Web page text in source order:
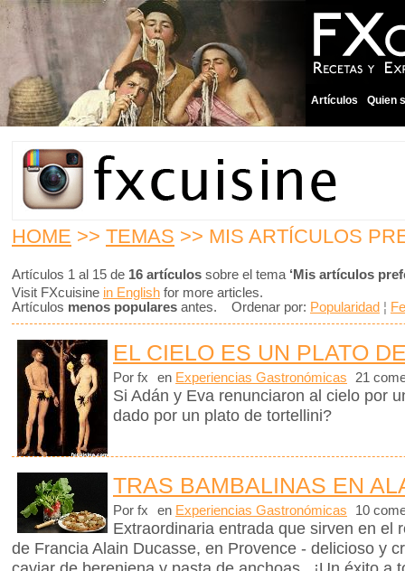
Artículos Quien
HOME >> TEMAS >> MIS ARTÍCULOS
Artículos 1 al 15 de 16 artículos sobre el tema ‘Mis artículos
Visit FXcuisine in English for more articles.
Artículos menos populares antes. Ordenar por: Popularidad ¦
EL CIELO ES UN PLATO
Por fx en Experiencias Gastronómicas 21
Si Adán y Eva renunciaron al cielo por
dado por un plato de tortellini?
TRAS BAMBALINAS EN
Por fx en Experiencias Gastronómicas 10
Extraordinaria entrada que sirven en el
de Francia Alain Ducasse, en Provence - delicioso y